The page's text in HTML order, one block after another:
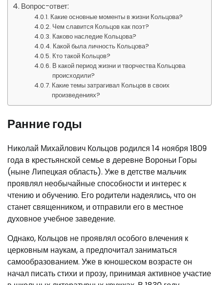
Вопрос-ответ:
Какие основные моменты в жизни Кольцова?
Чем славится Кольцов как поэт?
Каково наследие Кольцова?
Какой была личность Кольцова?
Кто такой Кольцов?
В какой период жизни и творчества Кольцова
происходили?
Какие темы затрагивал Кольцов в своих
произведениях?
Ранние годы
Николай Михайлович Кольцов родился 14 ноября 1809
года в крестьянской семье в деревне Вороньи Горы
(ныне Липецкая область). Уже в детстве мальчик
проявлял необычайные способности и интерес к
чтению и обучению. Его родители надеялись, что он
станет священником, и отправили его в местное
духовное учебное заведение.
Однако, Кольцов не проявлял особого влечения к
церковным наукам, а предпочитал заниматься
самообразованием. Уже в юношеском возрасте он
начал писать стихи и прозу, принимая активное участие